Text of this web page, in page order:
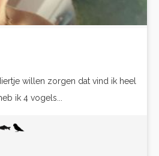
willen zorgen dat vind ik heel
ik 4 vogels...